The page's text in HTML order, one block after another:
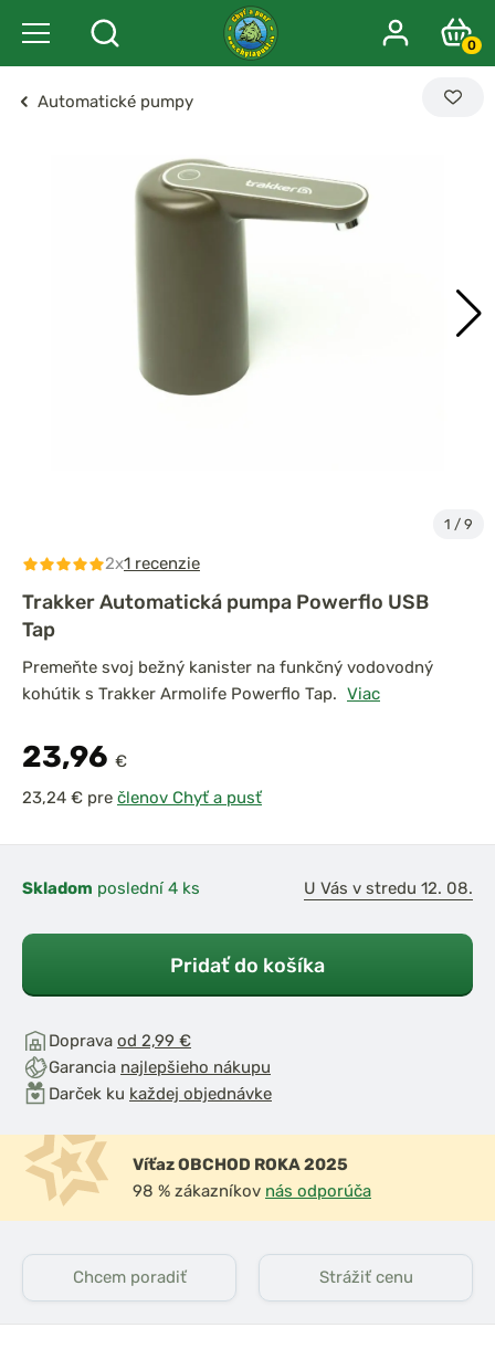
0
Automatické pumpy
1 / 9
2x1 recenzie
Trakker Automatická pumpa Powerflo USB
Tap
Premeňte svoj bežný kanister na funkčný vodovodný
kohútik s Trakker Armolife Powerflo Tap. Viac
23,96 €
pre členov Chyť a pusť
Skladom poslední 4 ks U Vás v stredu 12. 08.
Pridať do košíka
Doprava od 2,99 €
Garancia najlepšieho nákupu
Darček ku každej objednávke
Víťaz OBCHOD ROKA 2025
98 % zákazníkov nás odporúča
Chcem poradiť Strážiť cenu